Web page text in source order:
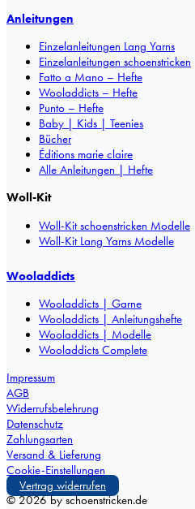
Anleitungen
Einzelanleitungen Lang Yarns
Einzelanleitungen schoenstricken
Fatto a Mano – Hefte
Wooladdicts – Hefte
Punto – Hefte
Baby | Kids | Teenies
Bücher
Éditions marie claire
Alle Anleitungen | Hefte
Woll-Kit
Woll-Kit schoenstricken Modelle
Woll-Kit Lang Yarns Modelle
Wooladdicts
Wooladdicts | Garne
Wooladdicts | Anleitungshefte
Wooladdicts | Modelle
Wooladdicts Complete
Impressum
AGB
Widerrufsbelehrung
Datenschutz
Zahlungsarten
Versand & Lieferung
Cookie-Einstellungen
Vertrag widerrufen
© 2026 by schoenstricken.de